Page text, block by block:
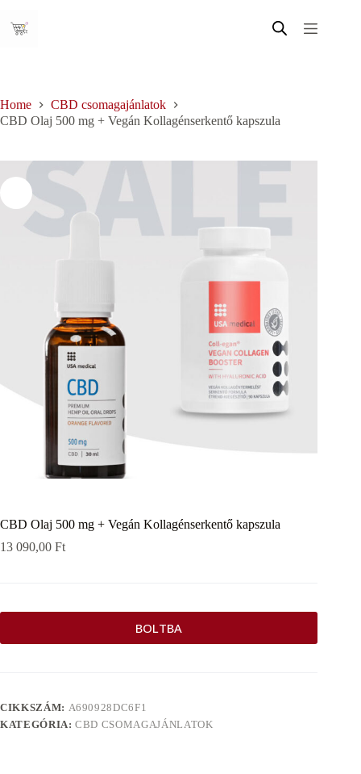
content
Home
CBD csomagajánlatok
CBD Olaj 500 mg + Vegán Kollagénserkentő kapszula
CBD Olaj 500 mg + Vegán Kollagénserkentő kapszula
13 090,00 Ft
BOLTBA
CIKKSZÁM: A690928DC6F1
KATEGÓRIA:CBD CSOMAGAJÁNLATOK